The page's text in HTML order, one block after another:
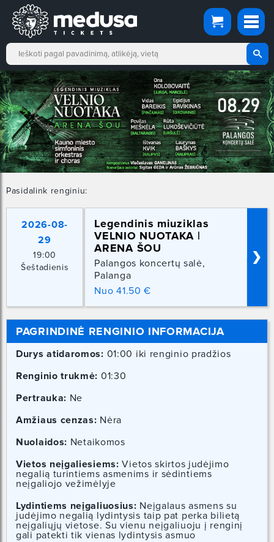
Pasidalink renginiu:
2026-08-
29
19:00
Šeštadienis
Legendinis miuziklas
VELNIO NUOTAKA |
ARENA ŠOU
Palangos koncertų salė,
Palanga
Nuo 41.50 €
❯
PAGRINDINĖ RENGINIO INFORMACIJA
Durys atidaromos: 01:00 iki renginio pradžios
Renginio trukmė: 01:30
Pertrauka: Ne
Amžiaus cenzas: Nėra
Nuolaidos: Netaikomos
Vietos neįgaliesiems: Vietos skirtos judėjimo
negalią turintiems asmenims ir sėdintiems
neįgaliojo vežimėlyje
Lydintiems neįgaliuosius: Neįgalaus asmens su
judėjimo negalią lydintysis taip pat perka bilietą
neįgaliųjų vietose. Su vienu neįgaliuoju į renginį
gali patekti tik vienas lydintysis asmuo